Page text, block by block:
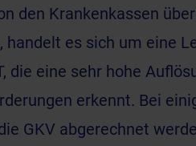
den Krankenkassen
handelt es sich um eine
die eine sehr hohe
erkennt. Bei
GKV abgerechnet